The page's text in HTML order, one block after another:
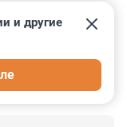
и другие